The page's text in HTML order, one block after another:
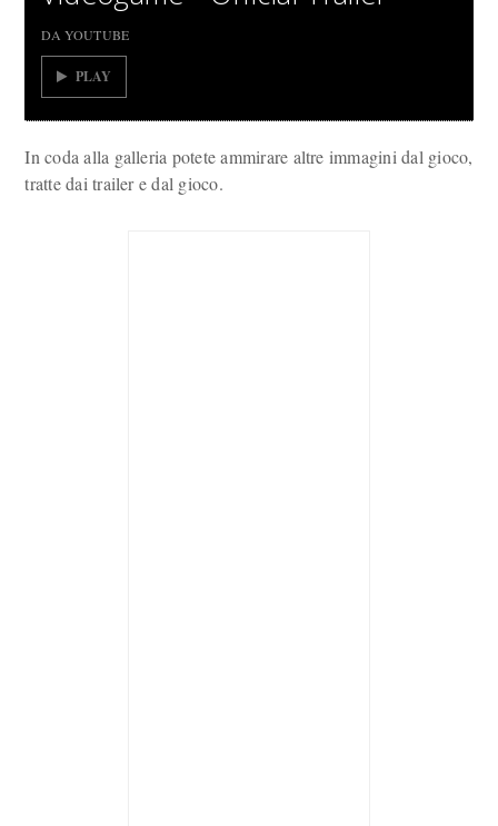
DA YOUTUBE
PLAY
In coda alla galleria potete ammirare altre immagini dal gioco,
tratte dai trailer e dal gioco.